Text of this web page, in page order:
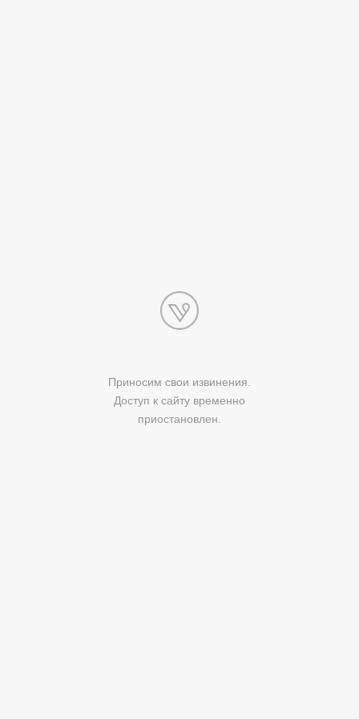
Приносим свои извинения.
Доступ к сайту временно
приостановлен.